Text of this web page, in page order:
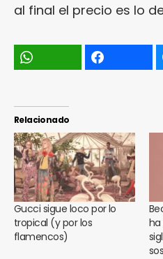
al final el precio es lo
Relacionado
Gucci sigue loco por lo
tropical (y por los
flamencos)
ha